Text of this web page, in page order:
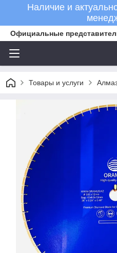
Наличие и
Официальные
Товары и услуги